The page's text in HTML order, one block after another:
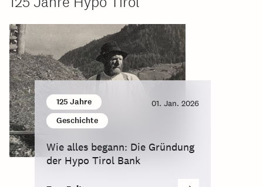
125 Jahre
Geschichte
01. Jan. 2026
Wie alles begann: Die Gründung
der Hypo Tirol Bank